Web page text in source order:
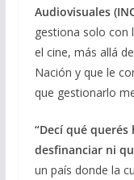
Audiovisuales
gestiona solo con
el cine, más allá
Nación y que le
que gestionarlo
“Decí qué
desfinanciar ni
un país donde la